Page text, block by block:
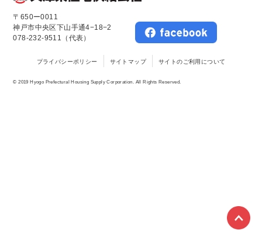
〒650ー0011
神戸市中央区下山手通4−18−2
078-232-9511（代表）
プライバシーポリシー サイトマップ サイトのご利用について
© 2019 Hyogo Prefectural Housing Supply Corporation. All Rights Reserved.